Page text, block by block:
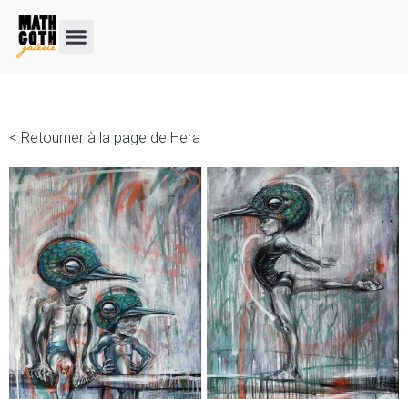
< Retourner à la page de Hera